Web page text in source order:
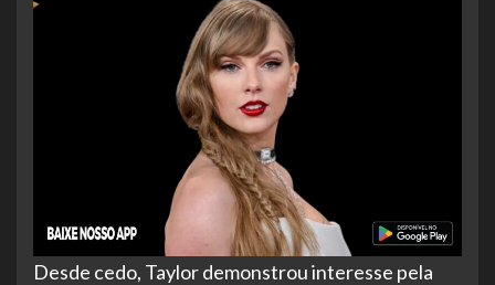
Desde cedo, Taylor demonstrou interesse pela